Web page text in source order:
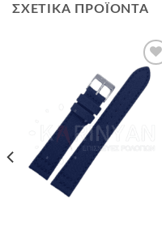
ΣΧΕΤΙΚΆ ΠΡΟΪΌΝΤΑ
Προσθήκη
στα
αγαπημένα